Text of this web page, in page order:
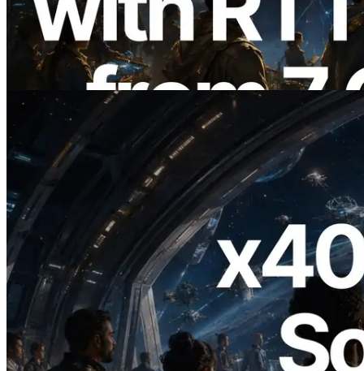
Regio’s — Validators Information API
Ook Gelanceerd
2026.07.04
ERPC Lanceert x402-Enabled Solana
RPC — Het Tijdperk Waarin AI Agents
On Demand Voor API's Betalen